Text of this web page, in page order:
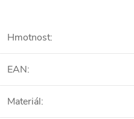
Hmotnost:
EAN:
Materiál: